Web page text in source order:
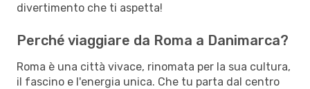
divertimento che ti aspetta!
Perché viaggiare da Roma a Danimarca?
Roma è una città vivace, rinomata per la sua cultura,
il fascino e l'energia unica. Che tu parta dal centro